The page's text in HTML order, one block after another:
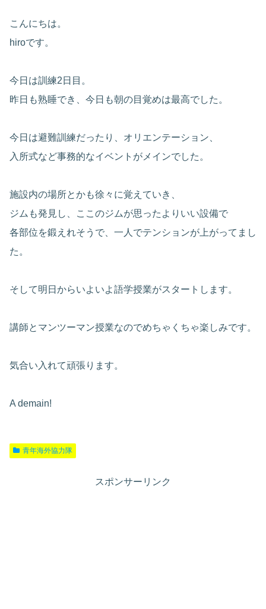
こんにちは。
hiroです。
今日は訓練2日目。
昨日も熟睡でき、今日も朝の目覚めは最高でした。
今日は避難訓練だったり、オリエンテーション、
入所式など事務的なイベントがメインでした。
施設内の場所とかも徐々に覚えていき、
ジムも発見し、ここのジムが思ったよりいい設備で
各部位を鍛えれそうで、一人でテンションが上がってまし
た。
そして明日からいよいよ語学授業がスタートします。
講師とマンツーマン授業なのでめちゃくちゃ楽しみです。
気合い入れて頑張ります。
A demain!
青年海外協力隊
スポンサーリンク